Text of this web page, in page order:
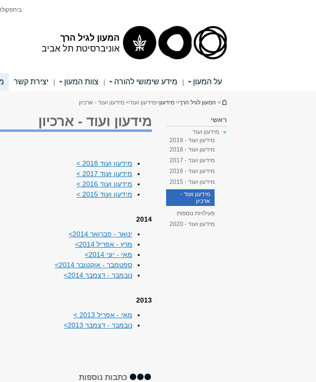
המעון לגיל הרך
אוניברסיטת תל אביב
בית
על המעון | מידע שימושי להורה | צוות המעון | יצירת קשר
הינך נמצא כאן
> המעון לגיל הרך> מידעון>מידעון ועוד> מידעון ועוד - ארכיון
ראשי
מידעון ועוד
מידעון ועוד - 2019
מידעון ועוד - 2018
מידעון ועוד - 2017
מידעון ועוד - 2016
מידעון ועוד - 2015
מידעון ועוד -
ארכיון
פעילויות נוספות
מידעון ועוד - 2020
מידעון ועוד - ארכיון
מידעון ועוד 2018 >
מידעון ועוד 2017 >
מידעון ועוד 2016 >
מידעון ועוד 2015 >
2014
ינואר - פברואר 2014>
מרץ - אפריל 2014>
מאי - יוני 2014>
ספטמבר - אוקטובר 2014>
נובמבר - דצמבר 2014>
2013
מאי - אפריל 2013 >
נובמבר - דצמבר 2013>
כתבות נוספות